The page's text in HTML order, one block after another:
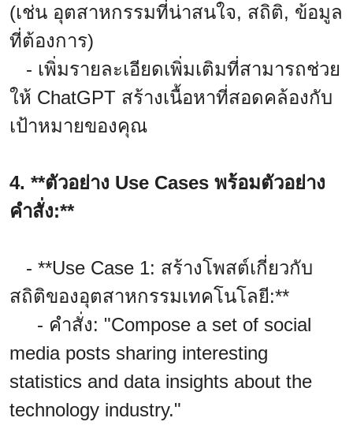
(เช่น อุตสาหกรรมที่น่าสนใจ, สถิติ, ข้อมูล
ที่ต้องการ)
- เพิ่มรายละเอียดเพิ่มเติมที่สามารถช่วย
ให้ ChatGPT สร้างเนื้อหาที่สอดคล้องกับ
เป้าหมายของคุณ
4. **ตัวอย่าง Use Cases พร้อมตัวอย่าง
คำสั่ง:**
- **Use Case 1: สร้างโพสต์เกี่ยวกับ
สถิติของอุตสาหกรรมเทคโนโลยี:**
- คำสั่ง: "Compose a set of social
media posts sharing interesting
statistics and data insights about the
technology industry."